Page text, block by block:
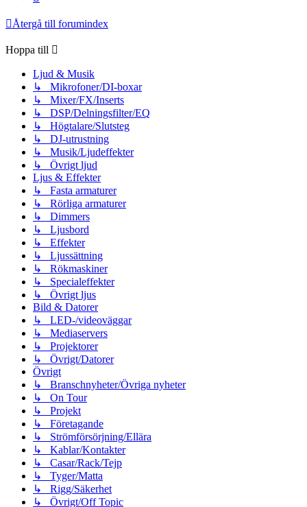
Återgå till forumindex
Hoppa till
Ljud & Musik
↳ Mikrofoner/DI-boxar
↳ Mixer/FX/Inserts
↳ DSP/Delningsfilter/EQ
↳ Högtalare/Slutsteg
↳ DJ-utrustning
↳ Musik/Ljudeffekter
↳ Övrigt ljud
Ljus & Effekter
↳ Fasta armaturer
↳ Rörliga armaturer
↳ Dimmers
↳ Ljusbord
↳ Effekter
↳ Ljussättning
↳ Rökmaskiner
↳ Specialeffekter
↳ Övrigt ljus
Bild & Datorer
↳ LED-/videoväggar
↳ Mediaservers
↳ Projektorer
↳ Övrigt/Datorer
Övrigt
↳ Branschnyheter/Övriga nyheter
↳ On Tour
↳ Projekt
↳ Företagande
↳ Strömförsörjning/Ellära
↳ Kablar/Kontakter
↳ Casar/Rack/Tejp
↳ Tyger/Matta
↳ Rigg/Säkerhet
↳ Övrigt/Off Topic